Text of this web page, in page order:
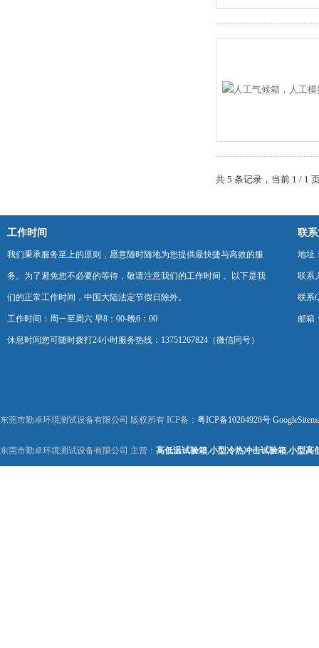
共 5 条记录，当前 1 / 1
工作时间
我们秉承服务至上的原则，愿意随时随地为您提供最快捷与高效的服
务。为了避免您不必要的等待，敬请注意我们的工作时间 。以下是我
们的正常工作时间，中国大陆法定节假日除外。
工作时间：周一至周六 早8：00-晚6：00
休息时间您可随时拨打24小时服务热线：13751267824（微信同号）
联
地址
联系
联系
邮箱
东莞市勤卓环境测试设备有限公司 版权所有 ICP备： 粤ICP备10204926号
东莞市勤卓环境测试设备有限公司 主营： 高低温试验箱,小型冷热冲击试验箱,小型高